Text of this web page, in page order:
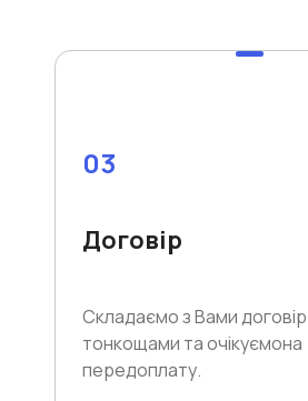
03
Договір
Складаємо з Вами договір
тонкощами та очікуємона
передоплату.